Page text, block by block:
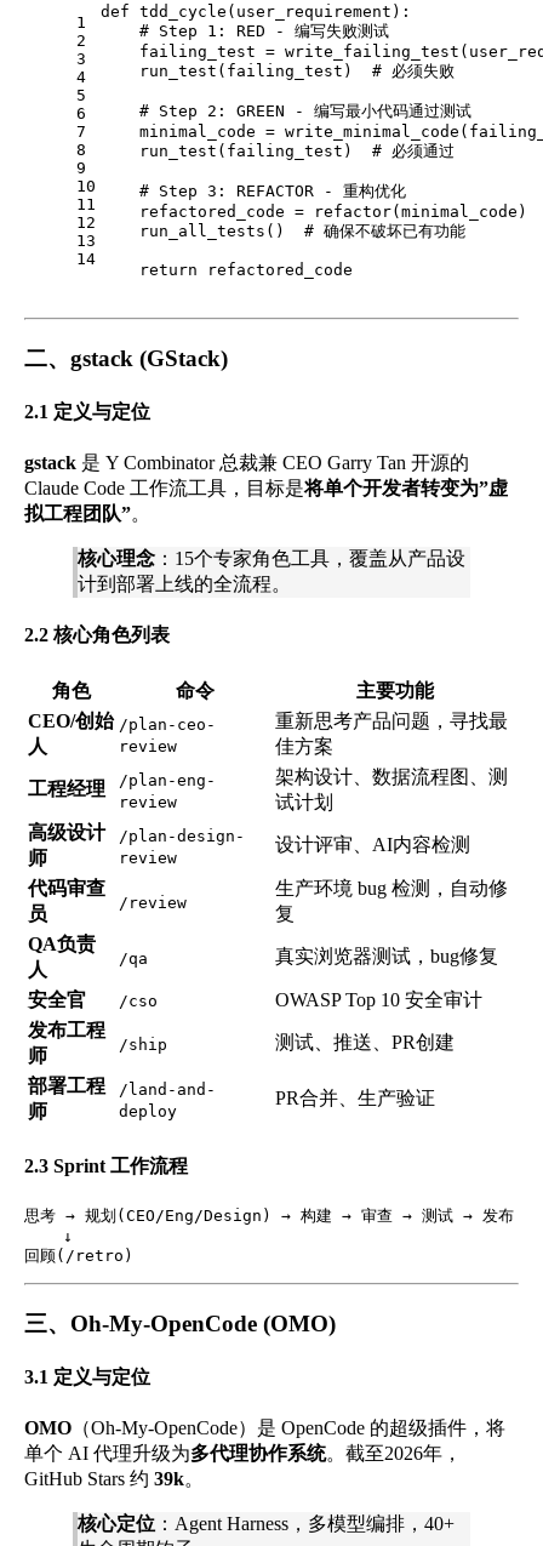
1
2
3
4
5
6
7
8
9
10
11
12
13
14
def tdd_cycle ( user_requirement ):
# Step 1: RED - 编写失败测试
failing_test =
    run_test(failing_test)
# 必须失败
# Step 2: GREEN - 编写最小代码通过测试
minimal_code =
    run_test(failing_test)
# 必须通过
# Step 3: REFACTOR - 重构优化
    refactored_code = refactor(minimal_code)
    run_all_tests()
# 确保不破坏已有功能
return refactored_code
二、gstack (GStack)
2.1 定义与定位
gstack 是 Y Combinator 总裁兼 CEO Garry Tan 开源的
Claude Code 工作流工具，目标是将单个开发者转变为”虚
拟工程团队”。
核心理念 ：15个专家角色工具，覆盖从产品设
计到部署上线的全流程。
2.2 核心角色列表
角色 命令
主要功能
CEO/创始
人
/plan-ceo-
review
重新思考产品问题，寻找最
佳方案
工程经理
/plan-eng-
review
架构设计、数据流程图、测
试计划
高级设计
师
/plan-design-
review
设计评审、AI内容检测
代码审查
员
/review
生产环境 bug 检测，自动修
复
QA负责
人
/qa 真实浏览器测试，bug修复
安全官 /cso
OWASP Top 10 安全审计
发布工程
师
/ship 测试、推送、PR创建
部署工程
师
/land-and-
deploy
PR合并、生产验证
2.3 Sprint 工作流程
思考 → 规划(CEO/Eng/Design) → 构建 → 审查 → 测试 → 发布
    ↓
三、Oh-My-OpenCode (OMO)
3.1 定义与定位
OMO （Oh-My-OpenCode）是 OpenCode 的超级插件，将
单个 AI 代理升级为多代理协作系统。截至2026年，
GitHub Stars 约 39k。
核心定位 ：Agent Harness，多模型编排，40+